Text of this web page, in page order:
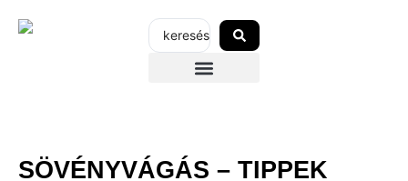
SÖVÉNYVÁGÁS – TIPPEK